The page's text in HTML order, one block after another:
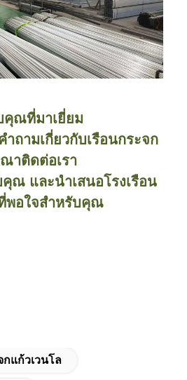
คุณที่มาเยี่ยม
ถามเกี่ยวกับเรือนกระจก
าติดต่อเรา
ณ และนําเสนอโรงเรือน
พอใจสําหรับคุณ
กแก้วเวนโล